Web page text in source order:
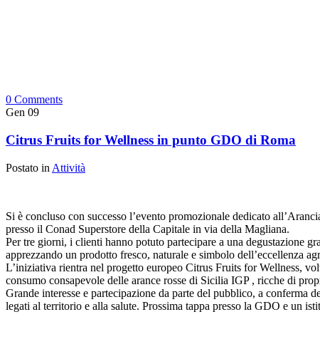
0 Comments
Gen 09
Citrus Fruits for Wellness in punto GDO di Roma
Postato in Attività
Si è concluso con successo l’evento promozionale dedicato
presso il Conad Superstore della Capitale in via della Magliana.
Per tre giorni, i clienti hanno potuto partecipare a una degustazione
apprezzando un prodotto fresco, naturale e simbolo dell’eccellenza
L’iniziativa rientra nel progetto europeo Citrus Fruits for Wellness,
consumo consapevole delle arance rosse di Sicilia IGP , ricche di
Grande interesse e partecipazione da parte del pubblico, a conferma
legati al territorio e alla salute. Prossima tappa presso la GDO e un